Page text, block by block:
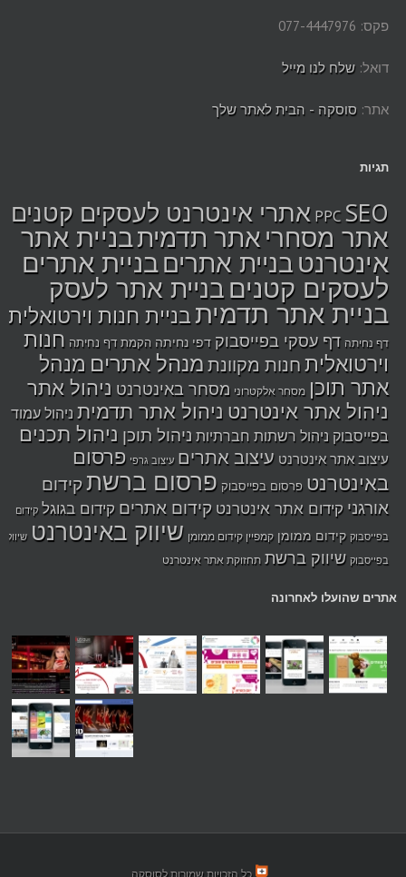
פקס: 077-4447976
דואל: שלח לנו מייל
אתר: סוסקה - הבית לאתר שלך
תגיות
PPC SEO אתרי אינטרנט לעסקים קטנים
אתר מסחריאתר תדמיתבניית אתר
אינטרנטבניית אתריםבניית אתרים
לעסקים קטניםבניית אתר לעסק
בניית אתר תדמית בניית חנות וירטואלית
דף נחיתה דף עסקי בפייסבוק דפי נחיתה הקמת דף נחיתה חנות
וירטואלית חנות מקוונת מנהל אתרים מנהל
אתר תוכן מסחר אלקטרוני מסחר באינטרנט ניהול אתר
ניהול אתר אינטרנט ניהול אתר תדמית ניהול עמוד
בפייסבוק ניהול רשתות חברתיות ניהול תוכן ניהול תכנים
עיצוב אתר אינטרנט עיצוב אתרים עיצוב גרפי פרסום
באינטרנט פרסום בפייסבוק פרסום ברשת קידום
אורגני קידום אתר אינטרנט קידום אתרים קידום בגוגל קידום
בפייסבוק קידום ממומן קמפיין קידום ממומן שיווק באינטרנט שיווק
בפייסבוק שיווק ברשת תחזוקת אתר אינטרנט
אתרים שהועלו לאחרונה
כל הזכויות שמורות לסוסקה.